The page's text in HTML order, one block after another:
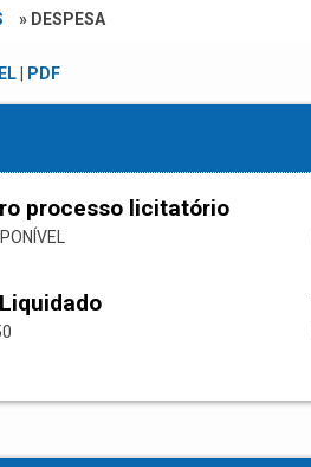
» DESPESA
| PDF
processo licitatório